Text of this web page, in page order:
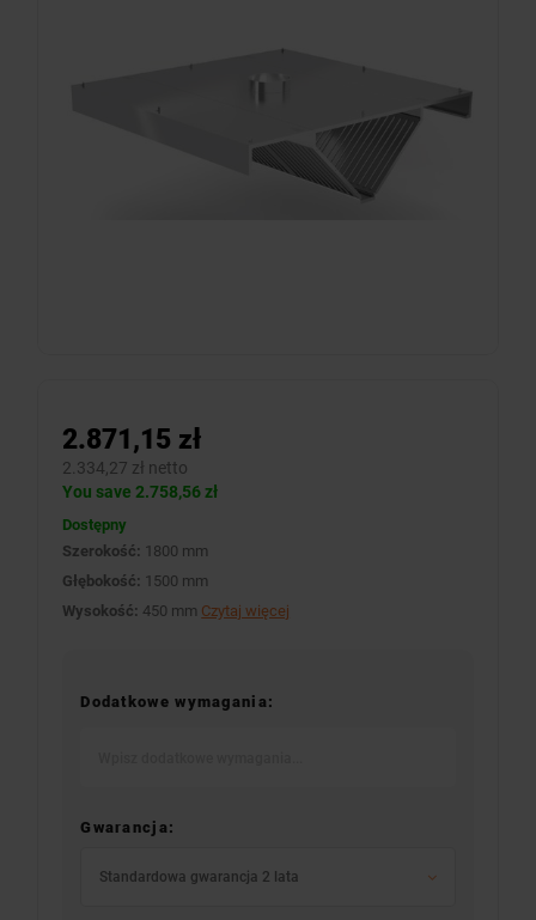
2.871,15 zł
2.334,27 zł netto
You save 2.758,56 zł
Dostępny
Szerokość: 1800 mm
Głębokość: 1500 mm
Wysokość: 450 mm Czytaj więcej
Dodatkowe wymagania:
Gwarancja:
Standardowa gwarancja 2 lata